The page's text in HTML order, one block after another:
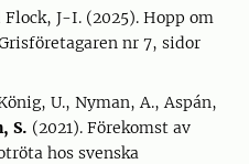
Flock, J-I. (2025). Hopp om
nr 7, sidor
U., Nyman, A., Aspán,
S. (2021). Förekomst av
hos svenska